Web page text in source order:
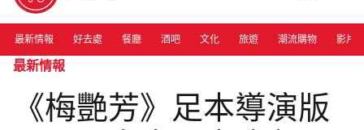
最新情報 好去處 餐廳 酒吧 文化 旅遊 潮流購物 影片
最新情報
《梅艷芳》足本導演版